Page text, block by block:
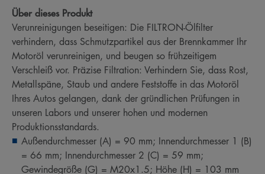
Über dieses Produkt
Verunreinigungen beseitigen: Die FILTRON-Ölfilter
verhindern, dass Schmutzpartikel aus der Brennkammer Ihr
Motoröl verunreinigen, und beugen so frühzeitigem
Verschleiß vor. Präzise Filtration: Verhindern Sie, dass Rost,
Metallspäne, Staub und andere Feststoffe in das Motoröl
Ihres Autos gelangen, dank der gründlichen Prüfungen in
unseren Labors und unserer hohen und modernen
Produktionsstandards.
Außendurchmesser (A) = 90 mm; Innendurchmesser 1 (B)
= 66 mm; Innendurchmesser 2 (C) = 59 mm;
Gewindegröße (G) = M20x1.5; Höhe (H) = 103 mm